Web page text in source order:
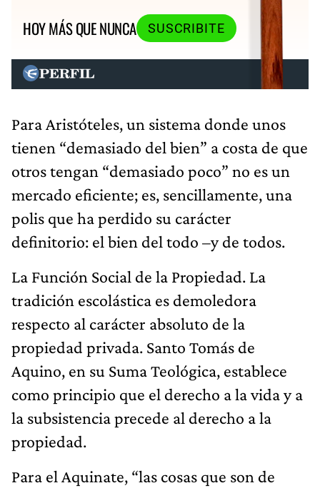
HOY MÁS QUE NUNCA
SUSCRIBITE
​Para Aristóteles, un sistema donde unos
tienen “demasiado del bien” a costa de que
otros tengan “demasiado poco” no es un
mercado eficiente; es, sencillamente, una
polis que ha perdido su carácter
definitorio: el bien del todo –y de todos.
La Función Social de la Propiedad. La
tradición escolástica es demoledora
respecto al carácter absoluto de la
propiedad privada. Santo Tomás de
Aquino, en su Suma Teológica, establece
como principio que el derecho a la vida y a
la subsistencia precede al derecho a la
propiedad.
Para el Aquinate, ​“las cosas que son de